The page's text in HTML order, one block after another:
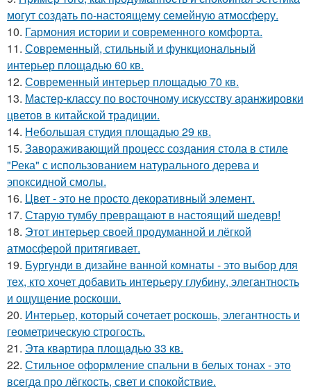
могут создать по-настоящему семейную атмосферу.
10. Гармония истории и современного комфорта.
11. Современный, стильный и функциональный
интерьер площадью 60 кв.
12. Современный интерьер площадью 70 кв.
13. Мастер-классу по восточному искусству аранжировки
цветов в китайской традиции.
14. Небольшая студия площадью 29 кв.
15. Завораживающий процесс создания стола в стиле
"Река" с использованием натурального дерева и
эпоксидной смолы.
16. Цвет - это не просто декоративный элемент.
17. Старую тумбу превращают в настоящий шедевр!
18. Этот интерьер своей продуманной и лёгкой
атмосферой притягивает.
19. Бургунди в дизайне ванной комнаты - это выбор для
тех, кто хочет добавить интерьеру глубину, элегантность
и ощущение роскоши.
20. Интерьер, который сочетает роскошь, элегантность и
геометрическую строгость.
21. Эта квартира площадью 33 кв.
22. Стильное оформление спальни в белых тонах - это
всегда про лёгкость, свет и спокойствие.